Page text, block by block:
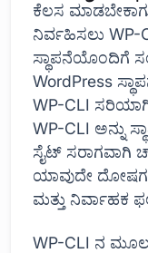
ಕೆಲಸ
ನಿರ್ವಹಿಸಲು WP-
ಸ್ಥಾಪನೆಯೊಂದಿಗೆ
WordPress
WP-CLI
WP-CLI ಅನ್ನು
ಸೈಟ್ ಸರಾಗವಾಗಿ
ಯಾವುದೇ
ಮತ್ತು ನಿರ್ವಾಹಕ
WP-CLI ನ